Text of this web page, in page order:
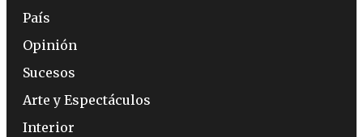
País
Opinión
Sucesos
Arte y Espectáculos
Interior